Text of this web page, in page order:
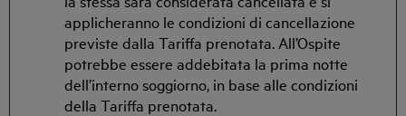
applicheranno le condizioni di cancellazione
previste dalla Tariffa prenotata. All’Ospite
potrebbe essere addebitata la prima notte
dell’interno soggiorno, in base alle condizioni
della Tariffa prenotata.